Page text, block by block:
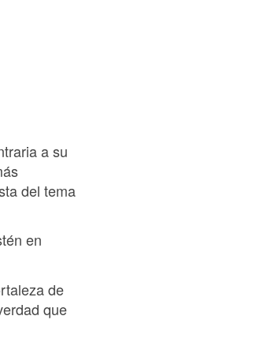
a su
del tema
en
de
que